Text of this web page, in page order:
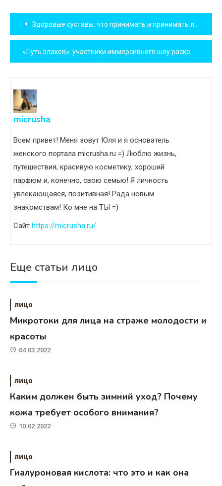
Навигация
по
записям
Здоровые суставы: что принимать и принимать ли?
micrusha
Всем привет! Меня зовут Юля и я основатель
женского портала micrusha.ru =) Люблю жизнь,
путешествия, красивую косметику, хороший
парфюм и, конечно, свою семью! Я личность
увлекающаяся, позитивная! Рада новым
знакомствам! Ко мне на ТЫ =)
Сайт https://micrusha.ru/
Еще статьи лицо
лицо
Микротоки для лица на страже молодости и
красоты
04.03.2022
лицо
Каким должен быть зимний уход? Почему
кожа требует особого внимания?
10.02.2022
лицо
Гиалуроновая кислота: что это и как она